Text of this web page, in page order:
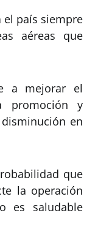
el país siempre
aéreas que
a mejorar el
promoción y
en
que
la operación
es saludable